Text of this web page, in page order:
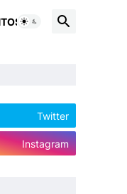
Twitter
Instagram